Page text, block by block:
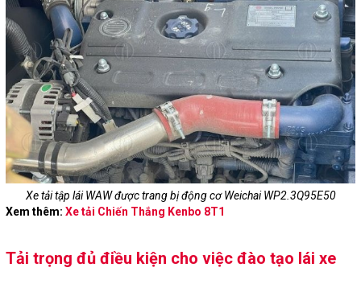
Xe tải tập lái WAW được trang bị động cơ Weichai WP2.3Q95E50
Xem thêm: Xe tải Chiến Thắng Kenbo 8T1
Tải trọng đủ điều kiện cho việc đào tạo lái xe